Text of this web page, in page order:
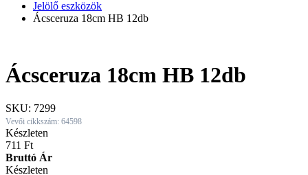
Jelölő eszközök
Ácsceruza 18cm HB 12db
Ácsceruza 18cm HB 12db
SKU: 7299
Vevői cikkszám: 64598
Készleten
711 Ft
Bruttó Ár
Készleten